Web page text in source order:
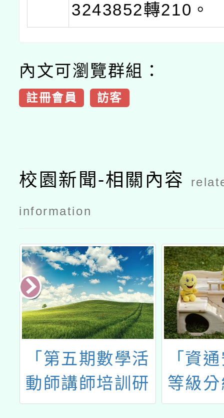
3243852轉210。
內文可瀏覽群組：
註冊會員 訪客
校園新聞-相關內容
information
「第五期數學活
動師講師培訓研
習工作坊」
「資
等級
部